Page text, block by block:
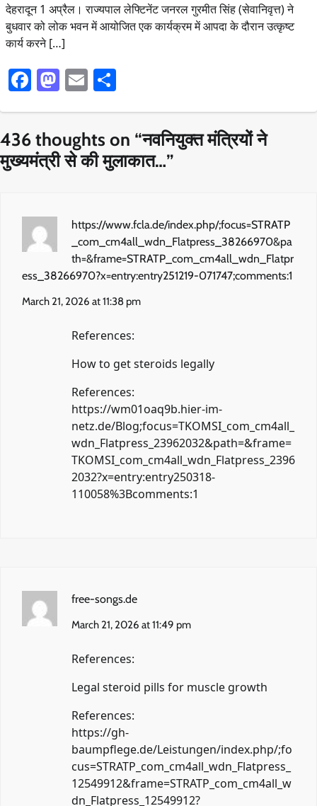
देहरादून 1 अप्रैल। राज्यपाल लेफ्टिनेंट जनरल गुरमीत सिंह (सेवानिवृत्त) ने
बुधवार को लोक भवन में आयोजित एक कार्यक्रम में आपदा के दौरान उत्कृष्ट
कार्य करने […]
Facebook
Mastodon
Email
436 thoughts on “नवनियुक्त मंत्रियों ने
मुख्यमंत्री से की मुलाकात…”
https://www.fcla.de/index.php/;focus=STRATP
_com_cm4all_wdn_Flatpress_38266970&pa
th=&frame=STRATP_com_cm4all_wdn_Flatpr
ess_38266970?x=entry:entry251219-071747;comments:1
March 21, 2026 at 11:38 pm
References:
How to get steroids legally
References:
https://wm01oaq9b.hier-im-
netz.de/Blog;focus=TKOMSI_com_cm4all_
wdn_Flatpress_23962032&path=&frame=
TKOMSI_com_cm4all_wdn_Flatpress_2396
2032?x=entry:entry250318-
110058%3Bcomments:1
free-songs.de
March 21, 2026 at 11:49 pm
References:
Legal steroid pills for muscle growth
References:
https://gh-
baumpflege.de/Leistungen/index.php/;fo
cus=STRATP_com_cm4all_wdn_Flatpress_
12549912&frame=STRATP_com_cm4all_w
dn_Flatpress_12549912?